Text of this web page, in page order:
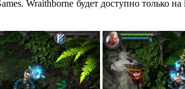
Wraithborne будет доступно только